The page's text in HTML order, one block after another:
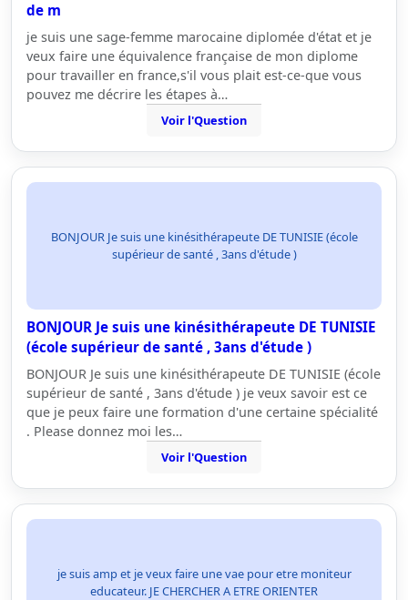
de m
je suis une sage-femme marocaine diplomée d'état et je
veux faire une équivalence française de mon diplome
pour travailler en france,s'il vous plait est-ce-que vous
pouvez me décrire les étapes à…
Voir l'Question
BONJOUR Je suis une kinésithérapeute DE TUNISIE (école
supérieur de santé , 3ans d'étude )
BONJOUR Je suis une kinésithérapeute DE TUNISIE
(école supérieur de santé , 3ans d'étude )
BONJOUR Je suis une kinésithérapeute DE TUNISIE (école
supérieur de santé , 3ans d'étude ) je veux savoir est ce
que je peux faire une formation d'une certaine spécialité
. Please donnez moi les…
Voir l'Question
je suis amp et je veux faire une vae pour etre moniteur
educateur. JE CHERCHER A ETRE ORIENTER